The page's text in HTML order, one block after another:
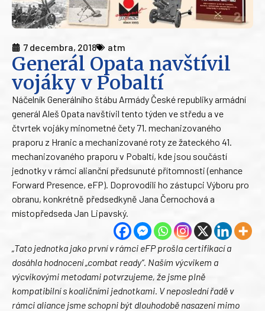
7 decembra, 2018 atm
Generál Opata navštívil
vojáky v Pobaltí
Náčelník Generálního štábu Armády České republiky armádní
generál Aleš Opata navštívil tento týden ve středu a ve
čtvrtek vojáky minometné čety 71. mechanizovaného
praporu z Hranic a mechanizované roty ze žateckého 41.
mechanizovaného praporu v Pobaltí, kde jsou součástí
jednotky v rámci alianční předsunuté přítomnosti (enhance
Forward Presence, eFP). Doprovodili ho zástupci Výboru pro
obranu, konkrétně předsedkyně Jana Černochová a
místopředseda Jan Lipavský.
„Tato jednotka jako první v rámci eFP prošla certifikací a
dosáhla hodnocení „combat ready“. Naším výcvikem a
výcvikovými metodami potvrzujeme, že jsme plně
kompatibilní s koaličními jednotkami. V neposlední řadě v
rámci aliance jsme schopni být dlouhodobě nasazeni mimo